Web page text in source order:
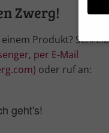
Zwerg!
Produkt?
, per E-Mail
oder ruf an:
geht's!
Wir